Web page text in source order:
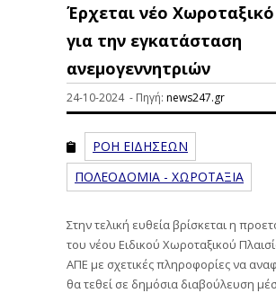
Έρχεται νέο
για την εγκατάσταση
ανεμογεννητριών
24-10-2024 - Πηγή: news247.gr
ΡΟΗ ΕΙΔΗΣΕΩΝ
ΠΟΛΕΟΔΟΜΙΑ - ΧΩΡΟΤΑΞΙΑ
Στην τελική ευθεία βρίσκεται η
του νέου Ειδικού Χωροταξικού
ΑΠΕ με σχετικές πληροφορίες να
θα τεθεί σε δημόσια διαβούλευση